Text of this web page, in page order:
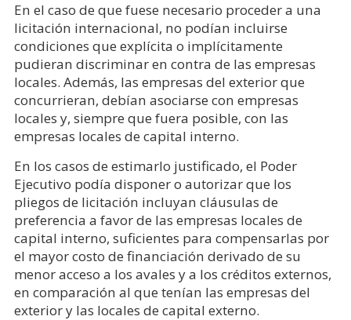
En el caso de que fuese necesario proceder a una
licitación internacional, no podían incluirse
condiciones que explícita o implícitamente
pudieran discriminar en contra de las empresas
locales. Además, las empresas del exterior que
concurrieran, debían asociarse con empresas
locales y, siempre que fuera posible, con las
empresas locales de capital interno.
En los casos de estimarlo justificado, el Poder
Ejecutivo podía disponer o autorizar que los
pliegos de licitación incluyan cláusulas de
preferencia a favor de las empresas locales de
capital interno, suficientes para compensarlas por
el mayor costo de financiación derivado de su
menor acceso a los avales y a los créditos externos,
en comparación al que tenían las empresas del
exterior y las locales de capital externo.